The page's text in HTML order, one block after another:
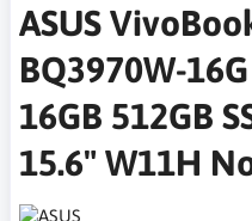
ASUS
BQ3970W-
16GB 512GB
15.6" W11H